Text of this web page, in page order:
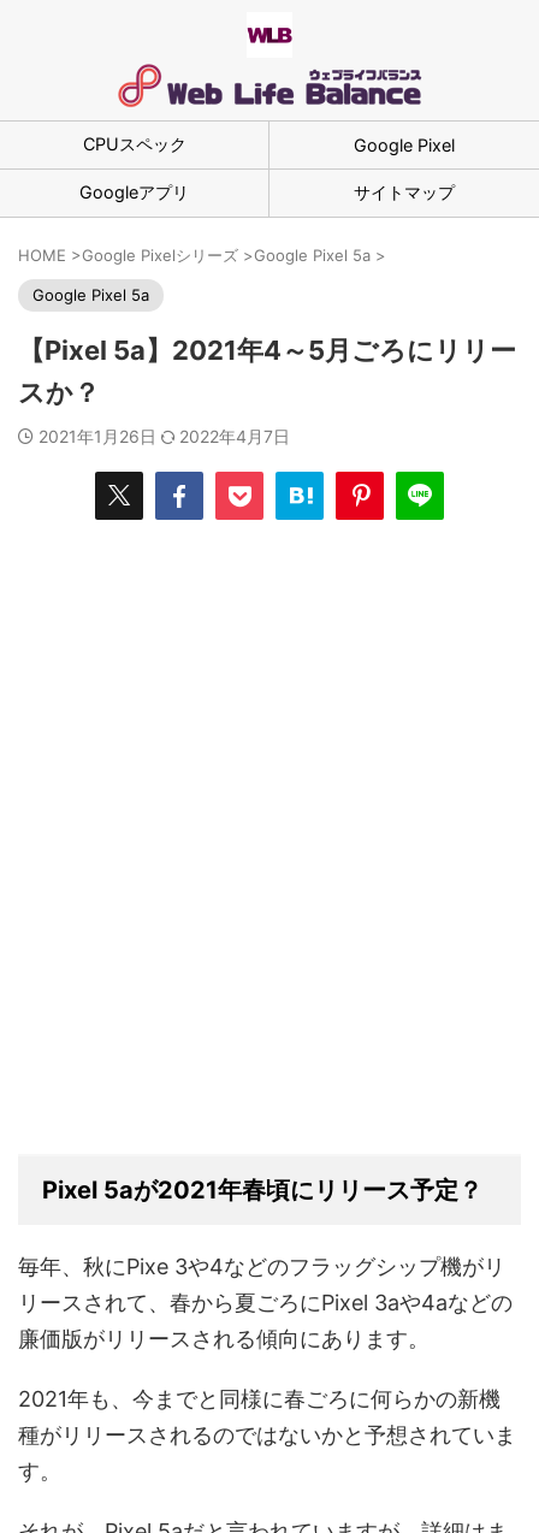
CPUスペック Google Pixel
Googleアプリ サイトマップ
HOME >Google Pixelシリーズ >Google Pixel 5a >
Google Pixel 5a
【Pixel 5a】2021年4～5月ごろにリリー
スか？
2021年1月26日 2022年4月7日
Pixel 5aが2021年春頃にリリース予定？
毎年、秋にPixe 3や4などのフラッグシップ機がリ
リースされて、春から夏ごろにPixel 3aや4aなどの
廉価版がリリースされる傾向にあります。
2021年も、今までと同様に春ごろに何らかの新機
種がリリースされるのではないかと予想されていま
す。